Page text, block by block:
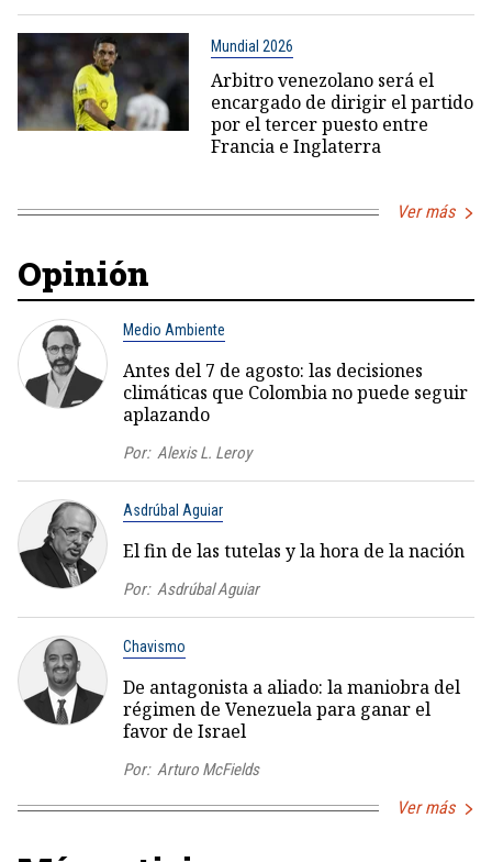
Mundial 2026
Arbitro venezolano será el
encargado de dirigir el partido
por el tercer puesto entre
Francia e Inglaterra
Ver más
Opinión
Medio Ambiente
Antes del 7 de agosto: las decisiones
climáticas que Colombia no puede seguir
aplazando
Por: Alexis L. Leroy
Asdrúbal Aguiar
El fin de las tutelas y la hora de la nación
Por: Asdrúbal Aguiar
Chavismo
De antagonista a aliado: la maniobra del
régimen de Venezuela para ganar el
favor de Israel
Por: Arturo McFields
Ver más